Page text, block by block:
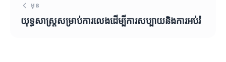
មុន
យុទ្ធសាស្ត្រសម្រាប់ការលេងដើម្បីការសប្បាយនិងការអប់រំ